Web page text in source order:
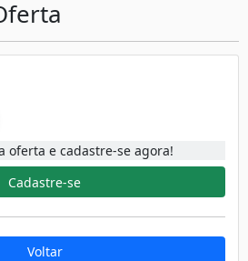
oferta e cadastre-se agora!
Cadastre-se
Voltar